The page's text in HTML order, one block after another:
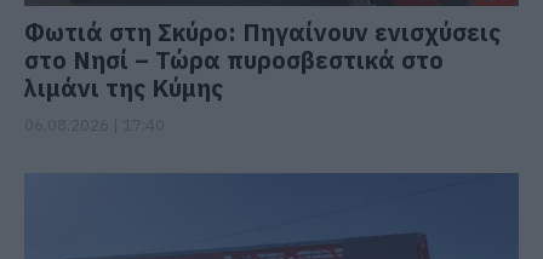
Φωτιά στη Σκύρο: Πηγαίνουν ενισχύσεις
στο Νησί – Τώρα πυροσβεστικά στο
λιμάνι της Κύμης